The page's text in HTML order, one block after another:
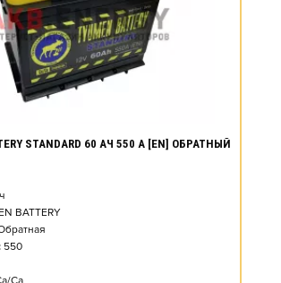
STANDARD 60 АЧ 550 А [EN] ОБРАТНЫЙ
BATTERY
550